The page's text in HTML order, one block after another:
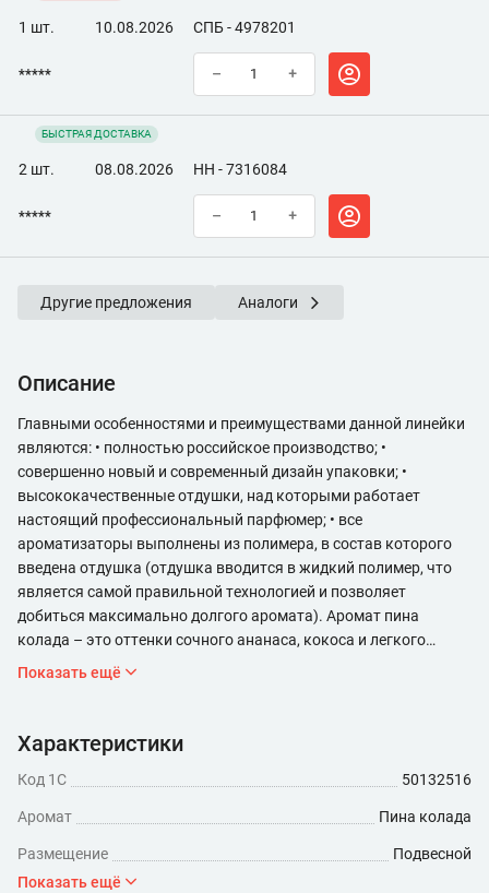
1 шт. 10.08.2026 СПБ - 4978201
***** – +
БЫСТРАЯ ДОСТАВКА
2 шт. 08.08.2026 НН - 7316084
***** – +
Другие предложения Аналоги
Описание
Главными особенностями и преимуществами данной линейки
являются: • полностью российское производство; •
совершенно новый и современный дизайн упаковки; •
высококачественные отдушки, над которыми работает
настоящий профессиональный парфюмер; • все
ароматизаторы выполнены из полимера, в состав которого
введена отдушка (отдушка вводится в жидкий полимер, что
является самой правильной технологией и позволяет
добиться максимально долгого аромата). Аромат пина
колада – это оттенки сочного ананаса, кокоса и легкого
светлого рома. Создает летнее настроение, умиротворяет,
Показать ещё
Характеристики
Код 1С 50132516
Аромат Пина колада
Размещение
Подвесной
Показать ещё